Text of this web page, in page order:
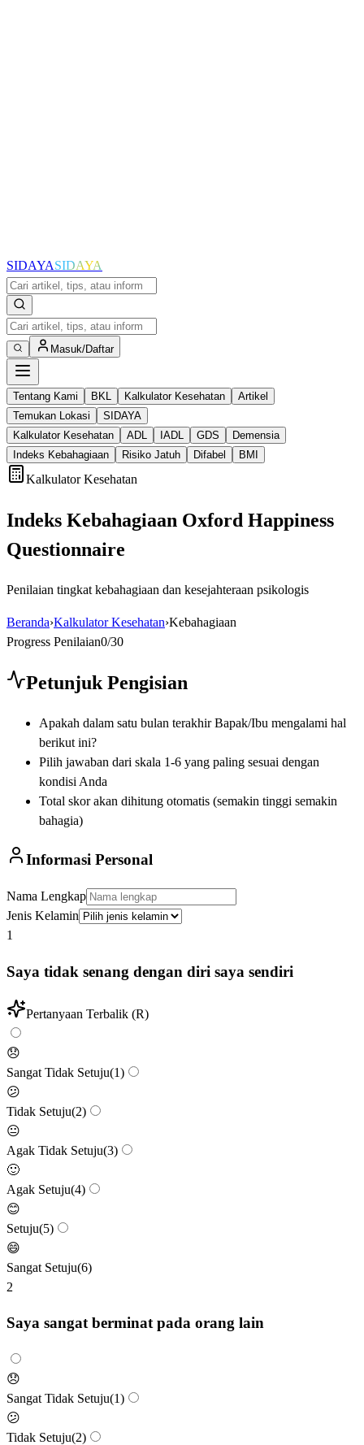
SIDAYASIDAYA
Masuk/Daftar
Tentang Kami BKL Kalkulator Kesehatan
Artikel
Temukan Lokasi
SIDAYA
Kalkulator Kesehatan
ADL IADL GDS
Demensia
Indeks Kebahagiaan
Risiko Jatuh Difabel BMI
Kalkulator Kesehatan
Indeks Kebahagiaan Oxford Happiness
Questionnaire
Penilaian tingkat kebahagiaan dan kesejahteraan psikologis
Beranda›Kalkulator Kesehatan›Kebahagiaan
Progress Penilaian0/30
Petunjuk Pengisian
Apakah dalam satu bulan terakhir Bapak/Ibu mengalami hal
berikut ini?
Pilih jawaban dari skala 1-6 yang paling sesuai dengan
kondisi Anda
Total skor akan dihitung otomatis (semakin tinggi semakin
bahagia)
Informasi Personal
Nama Lengkap
Jenis Kelamin
1
Saya tidak senang dengan diri saya sendiri
Pertanyaan Terbalik (R)
😞
Sangat Tidak Setuju(1)
😕
Tidak Setuju(2)
😐
Agak Tidak Setuju(3)
🙂
Agak Setuju(4)
😊
Setuju(5)
😄
Sangat Setuju(6)
2
Saya sangat berminat pada orang lain
😞
Sangat Tidak Setuju(1)
😕
Tidak Setuju(2)